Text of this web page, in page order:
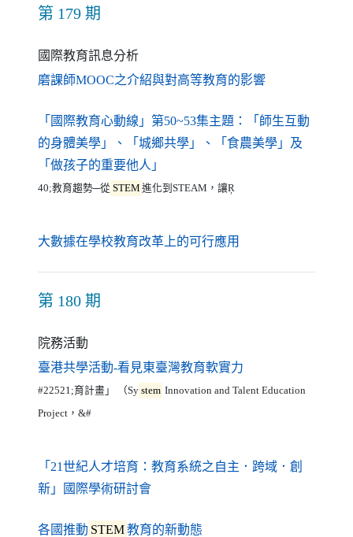
第 179 期
國際教育訊息分析
磨課師MOOC之介紹與對高等教育的影響（另開新視窗）
「國際教育心動線」第50~53集主題：「師生互動
的身體美學」、「城鄉共學」、「食農美學」及
「做孩子的重要他人」
40;教育趨勢─從 STEM 進化到STEAM，讓Ŗ
大數據在學校教育改革上的可行應用
第 180 期
院務活動
臺港共學活動-看見東臺灣教育軟實力
#22521;育計畫」 （Sy stem Innovation and Talent Education
Project，&#
「21世紀人才培育：教育系統之自主．跨域．創
新」國際學術研討會（另開新視窗）
各國推動 STEM教育的新動態